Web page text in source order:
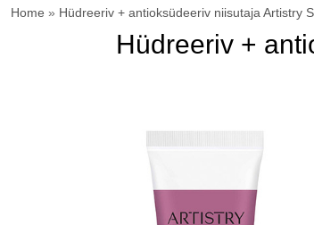
Home Hüdreeriv + antioksüdeeriv niisutaja Artistry
Hüdreeriv +